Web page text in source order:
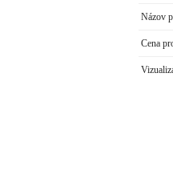
Názov
Cena